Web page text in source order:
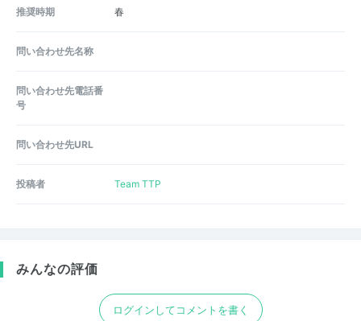
推奨時期 春
問い合わせ先名称
問い合わせ先電話番
号
問い合わせ先URL
投稿者 Team TTP
みんなの評価
ログインしてコメントを書く